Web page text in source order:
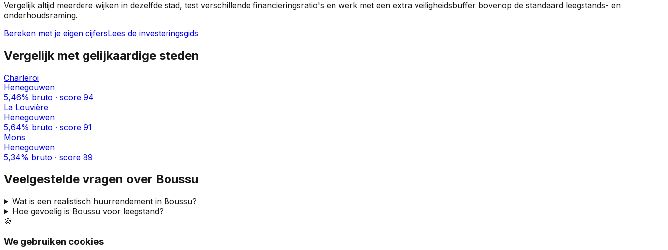
Vergelijk altijd meerdere wijken in dezelfde stad, test verschillende financieringsratio's en werk met een extra veiligheidsbuffer bovenop de standaard leegstands- en
onderhoudsraming.
Bereken met je eigen cijfersLees de investeringsgids
Vergelijk met gelijkaardige steden
Charleroi
Henegouwen
5,46% bruto · score 94
La Louvière
Henegouwen
5,64% bruto · score 91
Mons
Henegouwen
5,34% bruto · score 89
Veelgestelde vragen over Boussu
Wat is een realistisch huurrendement in Boussu?
Hoe gevoelig is Boussuvoor leegstand?
🍪
We gebruiken cookies